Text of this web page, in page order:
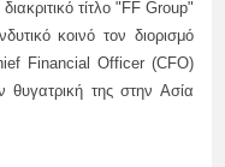
τίτλο "FF Group"
κοινό τον διορισμό
Financial Officer (CFO)
της στην Ασία